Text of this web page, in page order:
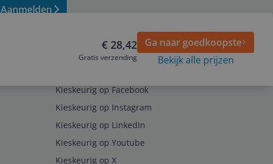
€ 28,42
Gratis verzending
Ga naar goedkoopste
Bekijk alle prijzen
Aanmelden
Kieskeurig op Facebook
Kieskeurig op Instagram
Kieskeurig op LinkedIn
Kieskeurig op Youtube
Kieskeurig op X